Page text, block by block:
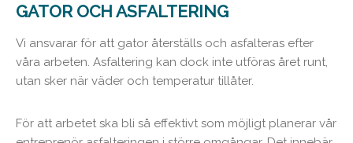
GATOR OCH ASFALTERING
Vi ansvarar för att gator återställs och asfalteras efter
våra arbeten. Asfaltering kan dock inte utföras året runt,
utan sker när väder och temperatur tillåter.
För att arbetet ska bli så effektivt som möjligt planerar vår